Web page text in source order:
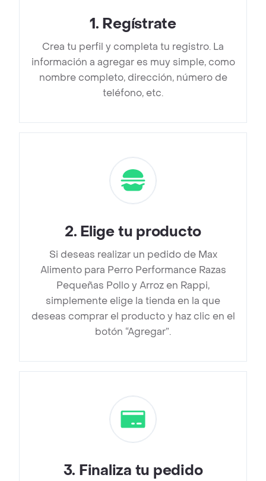
1. Regístrate
Crea tu perfil y completa tu registro. La
información a agregar es muy simple, como
nombre completo, dirección, número de
teléfono, etc.
2. Elige tu producto
Si deseas realizar un pedido de Max
Alimento para Perro Performance Razas
Pequeñas Pollo y Arroz en Rappi,
simplemente elige la tienda en la que
deseas comprar el producto y haz clic en el
botón “Agregar”.
3. Finaliza tu pedido